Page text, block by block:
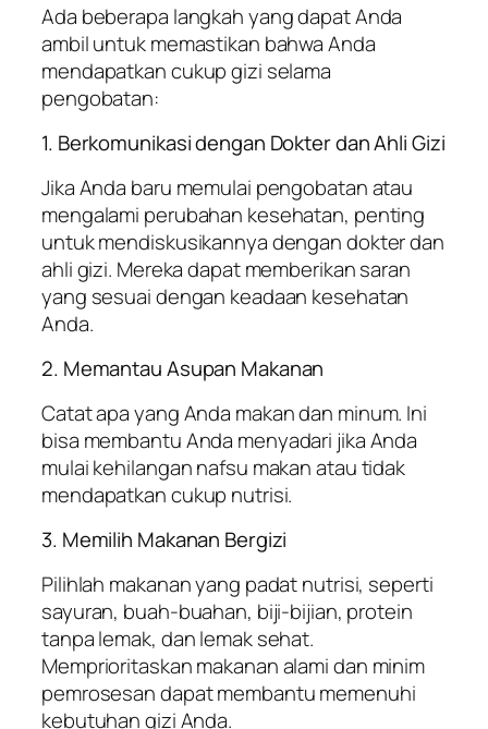
Ada beberapa langkah yang dapat Anda
ambil untuk memastikan bahwa Anda
mendapatkan cukup gizi selama
pengobatan:
1. Berkomunikasi dengan Dokter dan Ahli Gizi
Jika Anda baru memulai pengobatan atau
mengalami perubahan kesehatan, penting
untuk mendiskusikannya dengan dokter dan
ahli gizi. Mereka dapat memberikan saran
yang sesuai dengan keadaan kesehatan
Anda.
2. Memantau Asupan Makanan
Catat apa yang Anda makan dan minum. Ini
bisa membantu Anda menyadari jika Anda
mulai kehilangan nafsu makan atau tidak
mendapatkan cukup nutrisi.
3. Memilih Makanan Bergizi
Pilihlah makanan yang padat nutrisi, seperti
sayuran, buah-buahan, biji-bijian, protein
tanpa lemak, dan lemak sehat.
Memprioritaskan makanan alami dan minim
pemrosesan dapat membantu memenuhi
kebutuhan gizi Anda.